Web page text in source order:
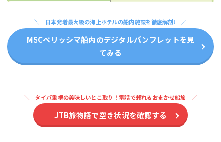
日本発着最大級の海上ホテルの船内施設を徹底解剖!
MSCベリッシマ船内のデジタルパンフレットを見
てみる
タイパ重視の美味しいとこ取り！電話で頼れるおまかせ船旅
JTB旅物語で空き状況を確認する